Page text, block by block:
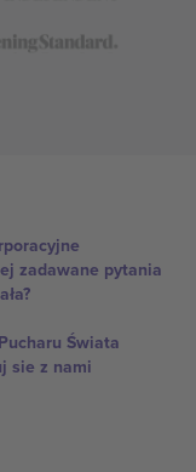
zadawane pytania
Świata
sie z nami